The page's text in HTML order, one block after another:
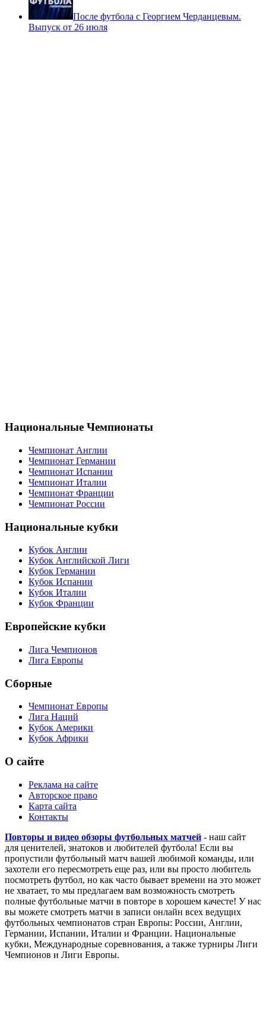
После футбола с Георгием Черданцевым.
Выпуск от 26 июля
Национальные Чемпионаты
Чемпионат Англии
Чемпионат Германии
Чемпионат Испании
Чемпионат Италии
Чемпионат Франции
Чемпионат России
Национальные кубки
Кубок Англии
Кубок Английской Лиги
Кубок Германии
Кубок Испании
Кубок Италии
Кубок Франции
Европейские кубки
Лига Чемпионов
Лига Европы
Сборные
Чемпионат Европы
Лига Наций
Кубок Америки
Кубок Африки
О сайте
Реклама на сайте
Авторское право
Карта сайта
Контакты
Повторы и видео обзоры футбольных матчей - наш сайт
для ценителей, знатоков и любителей футбола! Если вы
пропустили футбольный матч вашей любимой команды, или
захотели его пересмотреть еще раз, или вы просто любитель
посмотреть футбол, но как часто бывает времени на это может
не хватает, то мы предлагаем вам возможность смотреть
полные футбольные матчи в повторе в хорошем качесте! У нас
вы можете смотреть матчи в записи онлайн всех ведущих
футбольных чемпионатов стран Европы: России, Англии,
Германии, Испании, Италии и Франции. Национальные
кубки, Международные соревнования, а также турниры Лиги
Чемпионов и Лиги Европы.